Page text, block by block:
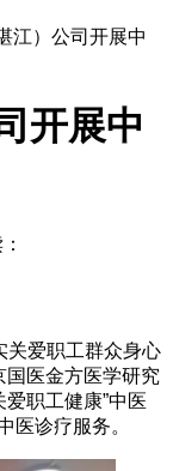
江）公司开展中
开展中
关爱职工群众身心
国医金方医学研究
职工健康”中医
医诊疗服务。